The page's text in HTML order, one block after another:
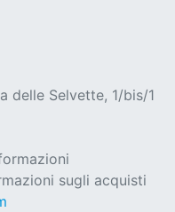
delle Selvette, 1/bis/1
sugli acquisti